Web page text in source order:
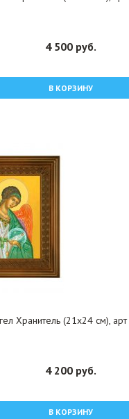
4 500 руб.
В КОРЗИНУ
Хранитель (21х24 см),
4 200 руб.
В КОРЗИНУ